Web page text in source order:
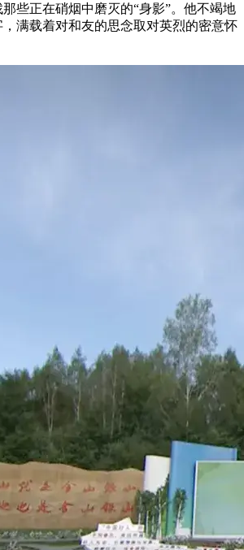
些正在硝烟中磨灭的“身影”。他不竭地
满载着对和友的思念取对英烈的密意怀